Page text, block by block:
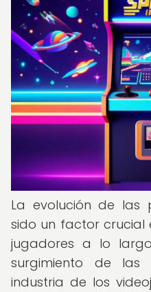
La evolución de las
sido un factor crucial
jugadores a lo
surgimiento de
industria de los